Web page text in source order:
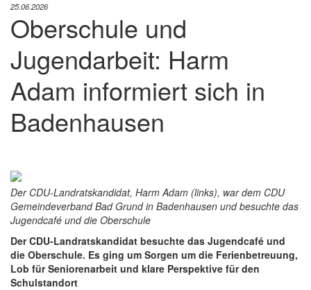
25.06.2026
Oberschule und
Jugendarbeit: Harm
Adam informiert sich in
Badenhausen
Der CDU-Landratskandidat, Harm Adam (links), war dem CDU
Gemeindeverband Bad Grund in Badenhausen und besuchte das
Jugendcafé und die Oberschule
Der CDU-Landratskandidat besuchte das Jugendcafé und
die Oberschule. Es ging um Sorgen um die Ferienbetreuung,
Lob für Seniorenarbeit und klare Perspektive für den
Schulstandort